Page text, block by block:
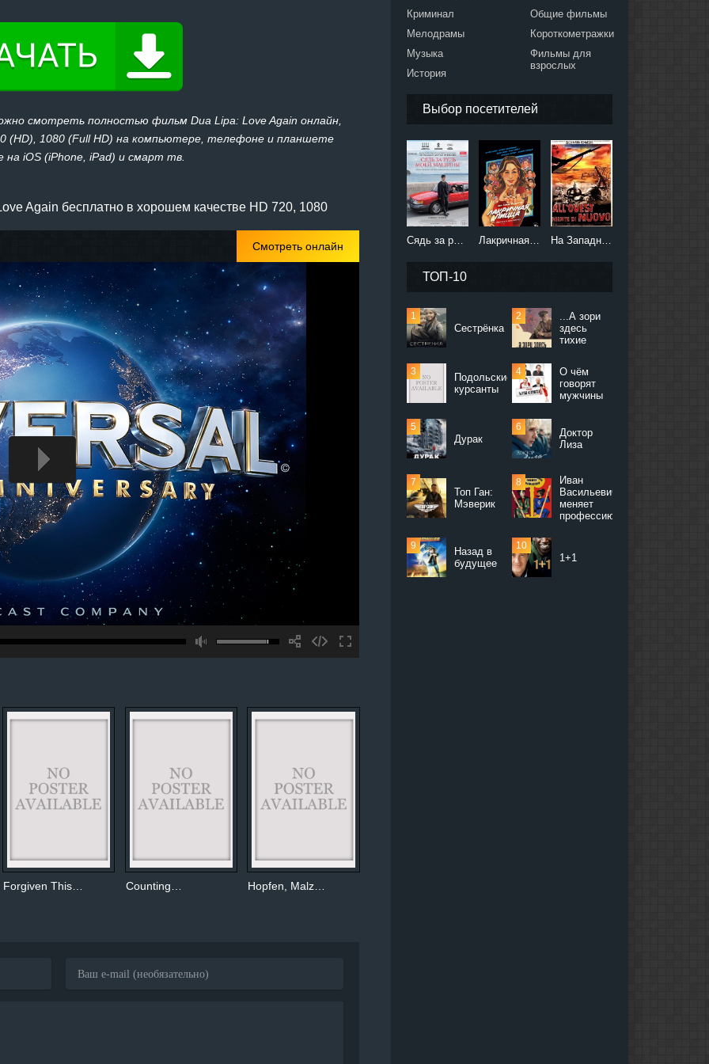
смотреть полностью фильм Dua Lipa: Love Again онлайн,
(HD), 1080 (Full HD) на компьютере, телефоне и планшете
на iOS (iPhone, iPad) и смарт тв.
Again бесплатно в хорошем качестве HD 720, 1080
Смотреть онлайн
Forgiven This… Counting… Hopfen, Malz…
Криминал
Мелодрамы
Музыка
История
Общие фильмы
Короткометражки
Фильмы для
взрослых
Выбор посетителей
Сядь за руль моей машины (2021) Лакричная пицца (2021) На Западном фронте без перемен (2022)
ТОП-10
Сестрёнка
...А зори
здесь
тихие
Подольские
курсанты
О чём
говорят
мужчины
Дурак
Доктор
Лиза
Топ Ган:
Мэверик
Иван
Васильевич
меняет
профессию
Назад в
будущее
1+1